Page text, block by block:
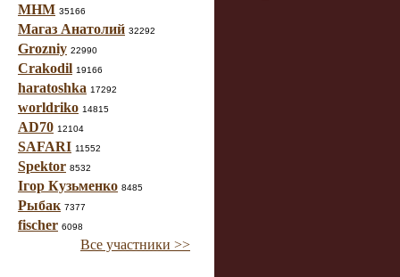
МНМ 35166
Магаз Анатолий 32292
Grozniy 22990
Crakodil 19166
haratoshka 17292
worldriko 14815
AD70 12104
SAFARI 11552
Spektor 8532
Ігор Кузьменко 8485
Рыбак 7377
fischer 6098
Все участники >>